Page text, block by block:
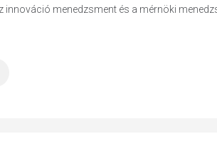
or ESC to close
innováció menedzsment és a mérnöki